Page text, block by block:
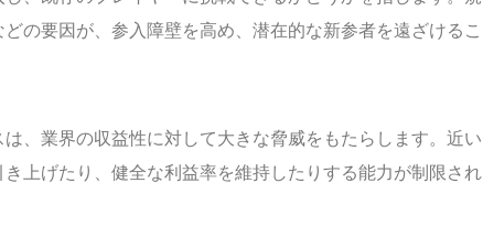
の要因が、参入障壁を高め、潜在的な新参者を遠ざけるこ
、業界の収益性に対して大きな脅威をもたらします。近い
上げたり、健全な利益率を維持したりする能力が制限され